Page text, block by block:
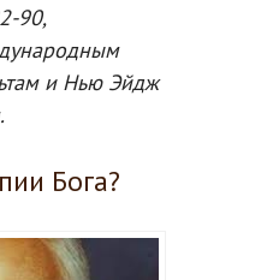
90,
и Нью Эйдж
Бога?